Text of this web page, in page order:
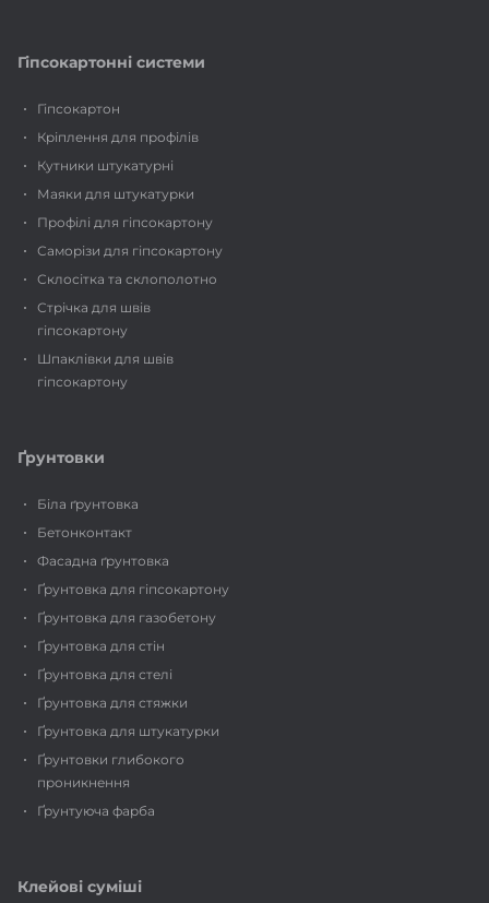
Гіпсокартонні системи
Гіпсокартон
Кріплення для профілів
Кутники штукатурні
Маяки для штукатурки
Профілі для гіпсокартону
Саморізи для гіпсокартону
Склосітка та склополотно
Стрічка для швів
гіпсокартону
Шпаклівки для швів
гіпсокартону
Ґрунтовки
Біла ґрунтовка
Бетонконтакт
Фасадна ґрунтовка
Ґрунтовка для гіпсокартону
Ґрунтовка для газобетону
Ґрунтовка для стін
Ґрунтовка для стелі
Ґрунтовка для стяжки
Ґрунтовка для штукатурки
Ґрунтовки глибокого
проникнення
Ґрунтуюча фарба
Клейові суміші